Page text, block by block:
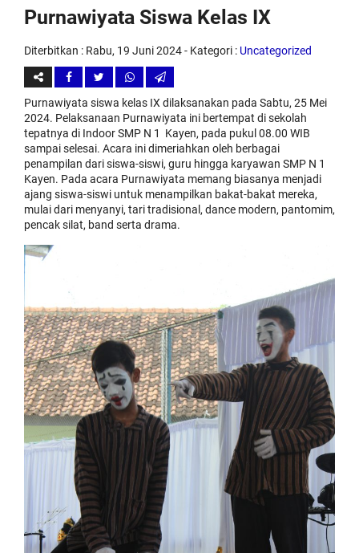
Purnawiyata Siswa Kelas IX
Diterbitkan : Rabu, 19 Juni 2024- Kategori : Uncategorized
Purnawiyata siswa kelas IX dilaksanakan pada Sabtu, 25 Mei
2024. Pelaksanaan Purnawiyata ini bertempat di sekolah
tepatnya di Indoor SMP N 1 Kayen, pada pukul 08.00 WIB
sampai selesai. Acara ini dimeriahkan oleh berbagai
penampilan dari siswa-siswi, guru hingga karyawan SMP N 1
Kayen. Pada acara Purnawiyata memang biasanya menjadi
ajang siswa-siswi untuk menampilkan bakat-bakat mereka,
mulai dari menyanyi, tari tradisional, dance modern, pantomim,
pencak silat, band serta drama.